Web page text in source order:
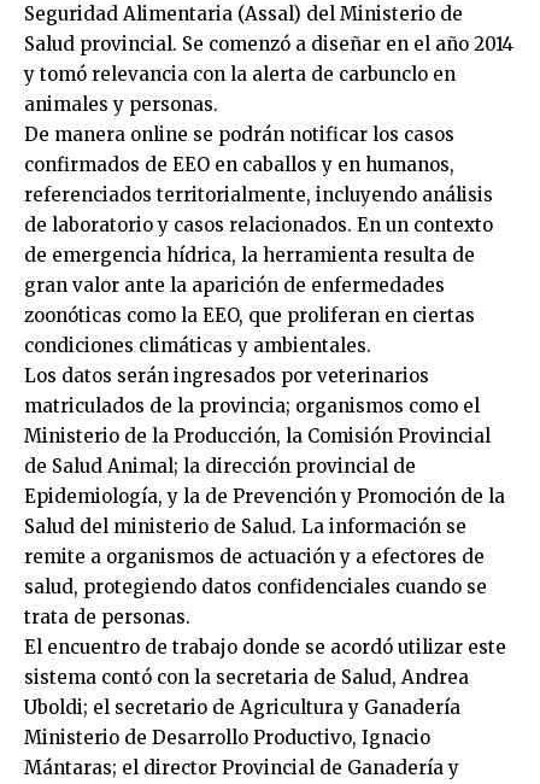
Seguridad Alimentaria (Assal) del Ministerio de
Salud provincial. Se comenzó a diseñar en el año 2014
y tomó relevancia con la alerta de carbunclo en
animales y personas.
De manera online se podrán notificar los casos
confirmados de EEO en caballos y en humanos,
referenciados territorialmente, incluyendo análisis
de laboratorio y casos relacionados. En un contexto
de emergencia hídrica, la herramienta resulta de
gran valor ante la aparición de enfermedades
zoonóticas como la EEO, que proliferan en ciertas
condiciones climáticas y ambientales.
Los datos serán ingresados por veterinarios
matriculados de la provincia; organismos como el
Ministerio de la Producción, la Comisión Provincial
de Salud Animal; la dirección provincial de
Epidemiología, y la de Prevención y Promoción de la
Salud del ministerio de Salud. La información se
remite a organismos de actuación y a efectores de
salud, protegiendo datos confidenciales cuando se
trata de personas.
El encuentro de trabajo donde se acordó utilizar este
sistema contó con la secretaria de Salud, Andrea
Uboldi; el secretario de Agricultura y Ganadería
Ministerio de Desarrollo Productivo, Ignacio
Mántaras; el director Provincial de Ganadería y